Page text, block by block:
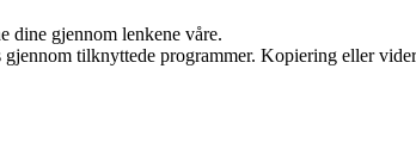
dine gjennom lenkene våre.
tilknyttede programmer. Kopiering eller